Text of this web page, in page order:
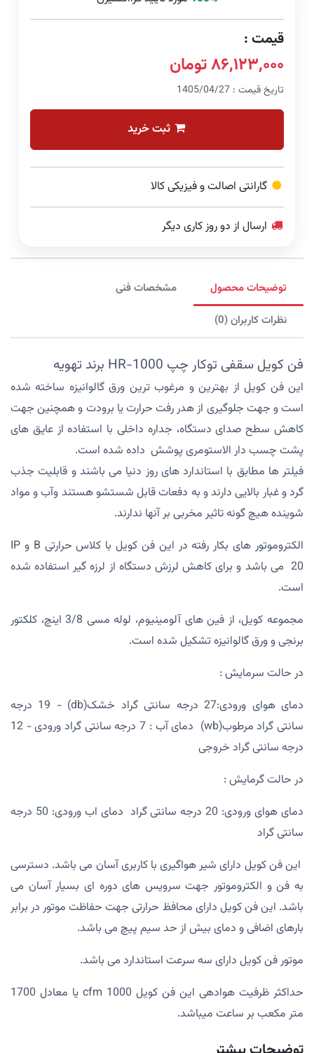
قیمت :
۸۶,۱۲۳,۰۰۰ تومان
تاریخ قیمت : 1405/04/27
ثبت خرید
گارانتی اصالت و فیزیکی کالا
ارسال از دو روز کاری دیگر
توضیحات محصول
مشخصات فنی
نظرات کاربران (0)
فن کویل سقفی توکار چپ HR-1000 برند تهویه
این فن کویل از بهترین و مرغوب ترین ورق گالوانیزه ساخته شده
است و جهت جلوگیری از هدر رفت حرارت یا برودت و همچنین جهت
کاهش سطح صدای دستگاه، جداره داخلی با استفاده از عایق های
پشت چسب دار الاستومری پوشش داده شده است.
فیلتر ها مطابق با استاندارد های روز دنیا می باشند و قابلیت جذب
گرد و غبار بالایی دارند و به دفعات قابل شستشو هستند وآب و مواد
شوینده هیچ گونه تاثیر مخربی بر آنها ندارند.
الکتروموتور های بکار رفته در این فن کویل با کلاس حرارتی B و IP
20 می باشد و برای کاهش لرزش دستگاه از لرزه گیر استفاده شده
است.
مجموعه کویل، از فین های آلومینیوم، لوله مسی 3/8 اینچ، کلکتور
برنجی و ورق گالوانیزه تشکیل شده است.
در حالت سرمایش :
دمای هوای ورودی:27 درجه سانتی گراد خشک(db) - 19 درجه
سانتی گراد مرطوب(wb) دمای آب : 7 درجه سانتی گراد ورودی - 12
درجه سانتی گراد خروجی
در حالت گرمایش :
دمای هوای ورودی: 20 درجه سانتی گراد دمای اب ورودی: 50 درجه
سانتی گراد
این فن کویل دارای شیر هواگیری با کاربری آسان می باشد. دسترسی
به فن و الکتروموتور جهت سرویس های دوره ای بسیار آسان می
باشد. این فن کویل دارای محافظ حرارتی جهت حفاظت موتور در برابر
بارهای اضافی و دمای بیش از حد سیم پیچ می باشد.
موتور فن کویل دارای سه سرعت استاندارد می باشد.
حداکثر ظرفیت هوادهی این فن کویل 1000 cfm یا معادل 1700
متر مکعب بر ساعت میباشد.